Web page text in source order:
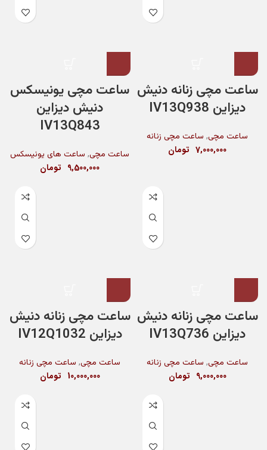
ساعت مچی زنانه دنیش
دیزاین IV13Q938
ساعت مچی, ساعت مچی زنانه
7,000,000 تومان
ساعت مچی یونیسکس
دنیش دیزاین
IV13Q843
ساعت مچی, ساعت های یونیسکس
9,500,000 تومان
ساعت مچی زنانه دنیش
دیزاین IV13Q736
ساعت مچی, ساعت مچی زنانه
9,000,000 تومان
ساعت مچی زنانه دنیش
دیزاین IV12Q1032
ساعت مچی, ساعت مچی زنانه
10,000,000 تومان